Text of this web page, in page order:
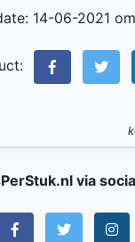
14-06-2021
via